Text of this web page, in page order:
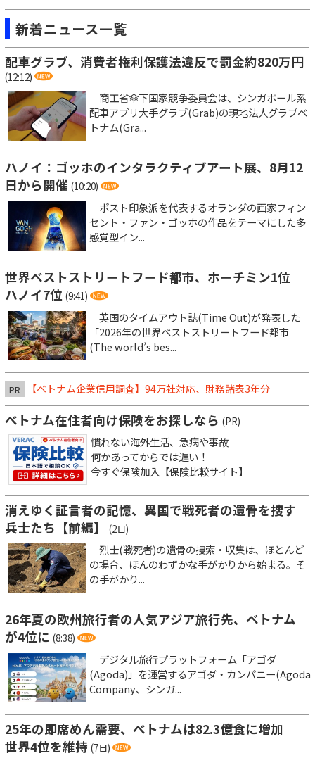
新着ニュース一覧
配車グラブ、消費者権利保護法違反で罰金約820万円
(12:12)
商工省傘下国家競争委員会は、シンガポール系
配車アプリ大手グラブ(Grab)の現地法人グラブベ
トナム(Gra...
ハノイ：ゴッホのインタラクティブアート展、8月12
日から開催 (10:20)
ポスト印象派を代表するオランダの画家フィン
セント・ファン・ゴッホの作品をテーマにした多
感覚型イン...
世界ベストストリートフード都市、ホーチミン1位
ハノイ7位 (9:41)
英国のタイムアウト誌(Time Out)が発表した
「2026年の世界ベストストリートフード都市
(The world’s bes...
PR 【ベトナム企業信用調査】94万社対応、財務諸表3年分
ベトナム在住者向け保険をお探しなら (PR)
慣れない海外生活、急病や事故
何かあってからでは遅い！
今すぐ保険加入【保険比較サイト】
消えゆく証言者の記憶、異国で戦死者の遺骨を捜す
兵士たち【前編】
(2日)
烈士(戦死者)の遺骨の捜索・収集は、ほとんど
の場合、ほんのわずかな手がかりから始まる。そ
の手がかり...
26年夏の欧州旅行者の人気アジア旅行先、ベトナム
が4位に (8:38)
デジタル旅行プラットフォーム「アゴダ
(Agoda)」を運営するアゴダ・カンパニー(Agoda
Company、シンガ...
25年の即席めん需要、ベトナムは82.3億食に増加
世界4位を維持 (7日)